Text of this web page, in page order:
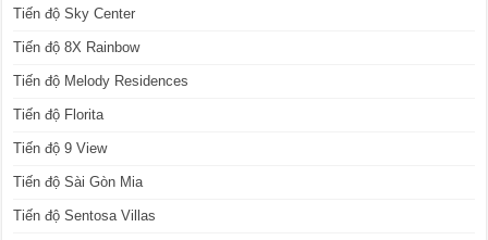
Tiến độ Sky Center
Tiến độ 8X Rainbow
Tiến độ Melody Residences
Tiến độ Florita
Tiến độ 9 View
Tiến độ Sài Gòn Mia
Tiến độ Sentosa Villas